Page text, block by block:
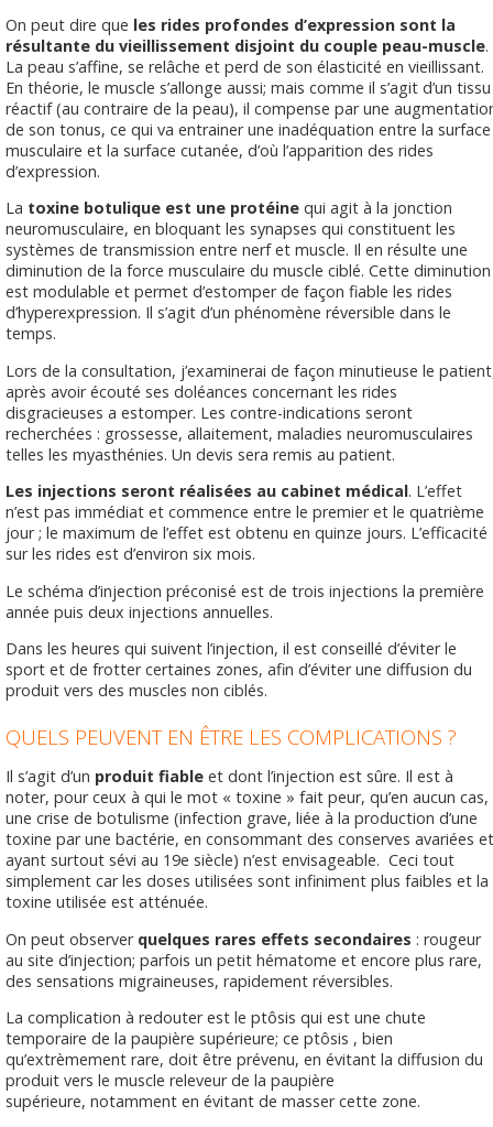
On peut dire que les rides profondes d’expression sont la
résultante du vieillissement disjoint du couple peau-muscle.
La peau s’affine, se relâche et perd de son élasticité en vieillissant.
En théorie, le muscle s’allonge aussi; mais comme il s’agit d’un tissu
réactif (au contraire de la peau), il compense par une
de son tonus, ce qui va entrainer une inadéquation entre la surface
musculaire et la surface cutanée, d’où l’apparition des rides
d’expression.
La toxine botulique est une protéine qui agit à la jonction
neuromusculaire, en bloquant les synapses qui constituent les
systèmes de transmission entre nerf et muscle. Il en résulte une
diminution de la force musculaire du muscle ciblé. Cette diminution
est modulable et permet d’estomper de façon fiable les rides
d’hyperexpression. Il s’agit d’un phénomène réversible dans le
temps.
Lors de la consultation, j’examinerai de façon minutieuse le
après avoir écouté ses doléances concernant les rides
disgracieuses a estomper. Les contre-indications seront
recherchées : grossesse, allaitement, maladies neuromusculaires
telles les myasthénies. Un devis sera remis au patient.
Les injections seront réalisées au cabinet médical. L’effet
n’est pas immédiat et commence entre le premier et le quatrième
jour ; le maximum de l’effet est obtenu en quinze jours. L’efficacité
sur les rides est d’environ six mois.
Le schéma d’injection préconisé est de trois injections la première
année puis deux injections annuelles.
Dans les heures qui suivent l’injection, il est conseillé d’éviter le
sport et de frotter certaines zones, afin d’éviter une diffusion du
produit vers des muscles non ciblés.
QUELS PEUVENT EN ÊTRE LES COMPLICATIONS ?
Il s’agit d’un produit fiable et dont l’injection est sûre. Il est à
noter, pour ceux à qui le mot « toxine » fait peur, qu’en aucun cas,
une crise de botulisme (infection grave, liée à la production d’une
toxine par une bactérie, en consommant des conserves avariées et
ayant surtout sévi au 19e siècle) n’est envisageable. Ceci tout
simplement car les doses utilisées sont infiniment plus faibles et la
toxine utilisée est atténuée.
On peut observer quelques rares effets secondaires : rougeur
au site d’injection; parfois un petit hématome et encore plus rare,
des sensations migraineuses, rapidement réversibles.
La complication à redouter est le ptôsis qui est une chute
temporaire de la paupière supérieure; ce ptôsis , bien
qu’extrèmement rare, doit être prévenu, en évitant la diffusion du
produit vers le muscle releveur de la paupière
supérieure, notamment en évitant de masser cette zone.